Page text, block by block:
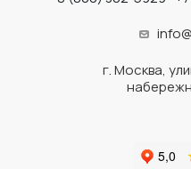
г. Москва,